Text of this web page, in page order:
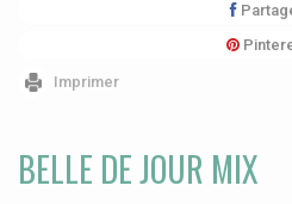
Imprimer
BELLE DE JOUR MIX